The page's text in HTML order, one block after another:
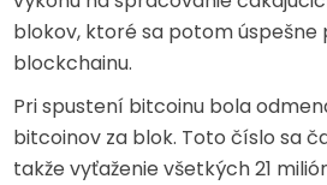
blokov, ktoré sa potom úspešne
blockchainu.
Pri spustení bitcoinu bola
bitcoinov za blok. Toto číslo sa
takže vyťaženie všetkých 21